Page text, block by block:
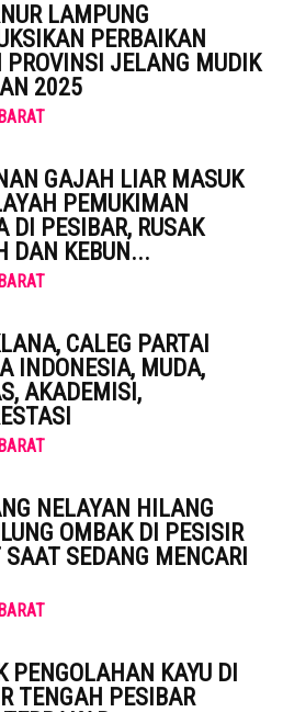
LAMPUNG
PERBAIKAN
JELANG MUDIK
2025
GAJAH LIAR MASUK
PEMUKIMAN
DI PESIBAR, RUSAK
DAN KEBUN...
CALEG PARTAI
INDONESIA, MUDA,
AKADEMISI,
NELAYAN HILANG
OMBAK DI PESISIR
SAAT SEDANG MENCARI
PENGOLAHAN KAYU DI
TENGAH PESIBAR